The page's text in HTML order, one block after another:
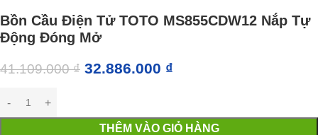
Bồn Cầu Điện Tử TOTO MS855CDW12 Nắp Tự
Động Đóng Mở
41.109.000₫ 32.886.000 ₫
THÊM VÀO GIỎ HÀNG